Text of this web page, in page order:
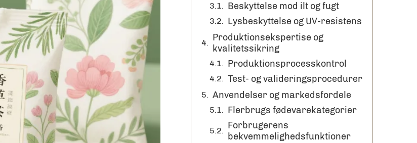
Beskyttelse mod ilt og fugt
Lysbeskyttelse og UV-resistens
Produktionsekspertise og
kvalitetssikring
Produktionsprocesskontrol
Test- og valideringsprocedurer
Anvendelser og markedsfordele
Flerbrugs fødevarekategorier
Forbrugerens
bekvemmelighedsfunktioner